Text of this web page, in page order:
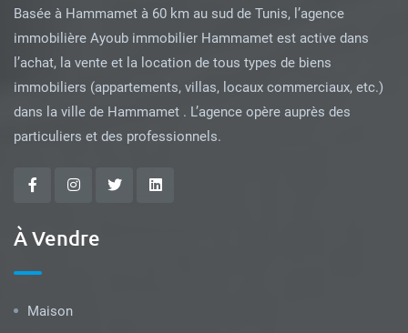
Basée à Hammamet à 60 km au sud de Tunis, l’agence
immobilière Ayoub immobilier Hammamet est active dans
l’achat, la vente et la location de tous types de biens
immobiliers (appartements, villas, locaux commerciaux, etc.)
dans la ville de Hammamet . L’agence opère auprès des
particuliers et des professionnels.
À Vendre
Maison